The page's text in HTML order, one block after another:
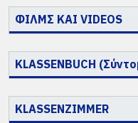
ΦΙΛΜΣ ΚΑΙ VIDEOS
KLASSENBUCH
KLASSENZIMMER